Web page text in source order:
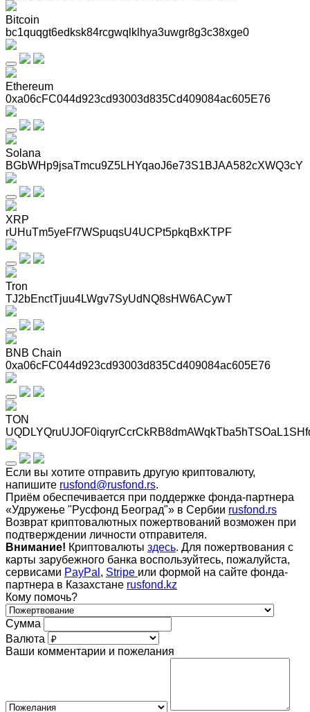
Bitcoin
bc1quqgt6edksk84rcgwqlklhya3uwgr8g3c38xge0
Ethereum
0xa06cFC044d923cd93003d835Cd409084ac605E76
Solana
BGbWHp9jsaTmcu9Z5LHYqaoJ6e73S1BJAA582cXWQ3cY
XRP
rUHuTm5yeFf7WSpuqsU4UCPt5pkqBxKTPF
Tron
TJ2bEnctTjuu4LWgv7SyUdNQ8sHW6ACywT
BNB Chain
0xa06cFC044d923cd93003d835Cd409084ac605E76
TON
Если вы хотите отправить другую криптовалюту,
напишите rusfond@rusfond.rs.
Приём обеспечивается при поддержке фонда-партнера
«Удружење "Русфонд Београд"» в Сербии rusfond.rs
Возврат криптовалютных пожертвований возможен при
подтверждении личности отправителя.
Внимание! Криптовалюты здесь. Для пожертвования с
карты зарубежного банка воспользуйтесь, пожалуйста,
сервисами PayPal , Stripe или формой на сайте фонда-
партнера в Казахстане rusfond.kz
Кому помочь?
Сумма
Валюта
Ваши комментарии и пожелания